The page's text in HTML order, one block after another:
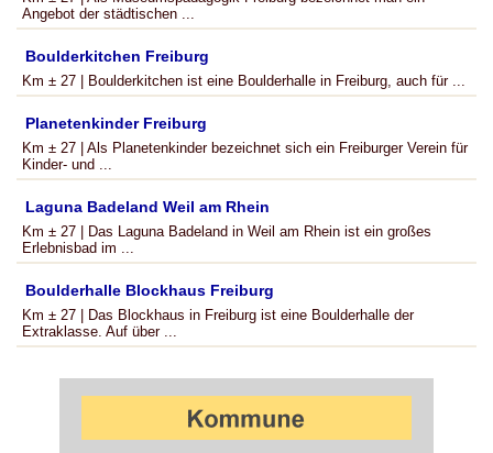
Angebot der städtischen ...
Boulderkitchen Freiburg
Km ± 27 | Boulderkitchen ist eine Boulderhalle in Freiburg, auch für ...
Planetenkinder Freiburg
Km ± 27 | Als Planetenkinder bezeichnet sich ein Freiburger Verein für
Kinder- und ...
Laguna Badeland Weil am Rhein
Km ± 27 | Das Laguna Badeland in Weil am Rhein ist ein großes
Erlebnisbad im ...
Boulderhalle Blockhaus Freiburg
Km ± 27 | Das Blockhaus in Freiburg ist eine Boulderhalle der
Extraklasse. Auf über ...